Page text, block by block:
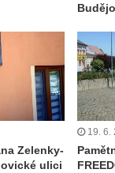
Ferdinanda Porscheho
a Vyšší odborné školy v
T. G. Masaryka na
Felixe Holzmanna na
v Litoměřicích
Zelenky-
ulici
19. 6.